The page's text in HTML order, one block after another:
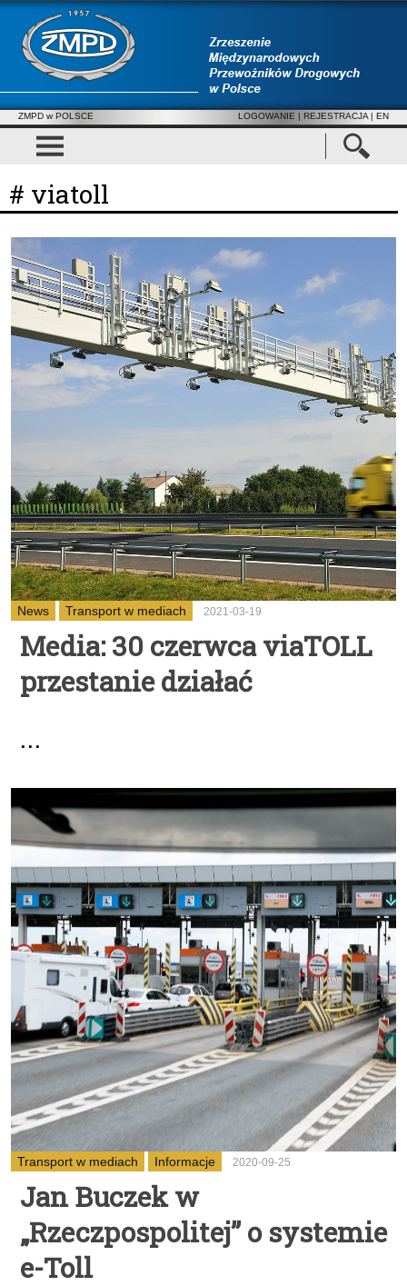
ZMPD w POLSCE LOGOWANIE | REJESTRACJA | EN
# viatoll
News Transport w mediach 2021-03-19
Media: 30 czerwca viaTOLL
przestanie działać
...
Transport w mediach Informacje 2020-09-25
Jan Buczek w
„Rzeczpospolitej” o systemie
e-Toll